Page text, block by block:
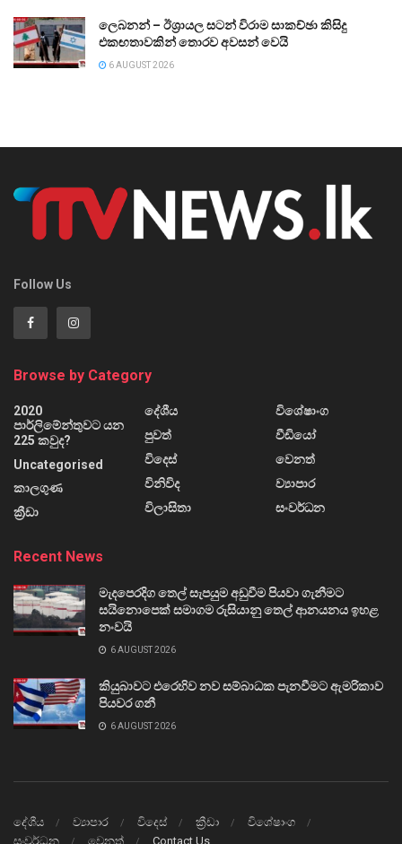
ලෙබනන් – ඊශ්‍රායල සටන් විරාම සාකච්ඡා කිසිදු
එකඟතාවකින් තොරව අවසන් වෙයි
6 AUGUST 2026
Follow Us
Browse by Category
2020
පාර්ලිමේන්තුවට යන
225 කවුද?
Uncategorised
කාලගුණ
ක්‍රීඩා
දේශීය
පුවත්
විදෙස්
විනිවිද
විලාසිතා
විශේෂාංග
වීඩියෝ
වෙනත්
ව්‍යාපාර
සංවර්ධන
Recent News
මැදපෙරදිග තෙල් සැපයුම අඩුවීම පියවා ගැනීමට
සයිනොපෙක් සමාගම රුසියානු තෙල් ආනයනය ඉහළ
නංවයි
6 AUGUST 2026
කියුබාවට එරෙහිව නව සම්බාධක පැනවීමට ඇමරිකාව
පියවර ගනී
6 AUGUST 2026
දේශීය ව්‍යාපාර විදෙස් ක්‍රීඩා
විශේෂාංග
සංවර්ධන
වෙනත් Contact Us